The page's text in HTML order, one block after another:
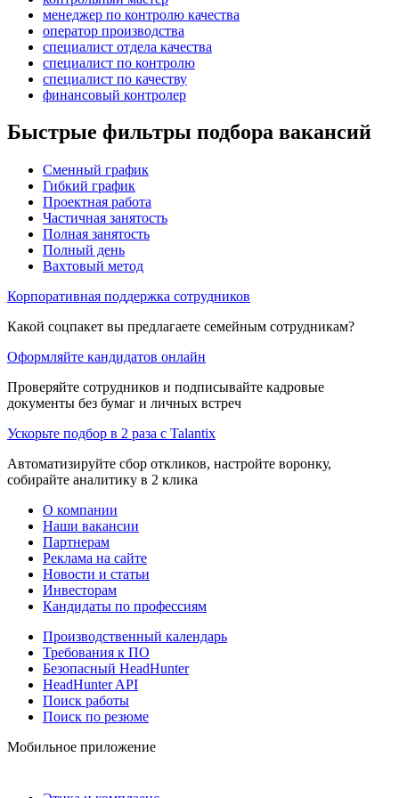
менеджер по контролю качества
оператор производства
специалист отдела качества
специалист по контролю
специалист по качеству
финансовый контролер
Быстрые фильтры подбора вакансий
Сменный график
Гибкий график
Проектная работа
Частичная занятость
Полная занятость
Полный день
Вахтовый метод
Корпоративная поддержка сотрудников
Какой соцпакет вы предлагаете семейным сотрудникам?
Оформляйте кандидатов онлайн
Проверяйте сотрудников и подписывайте кадровые
документы без бумаг и личных встреч
Ускорьте подбор в 2 раза с Talantix
Автоматизируйте сбор откликов, настройте воронку,
собирайте аналитику в 2 клика
О компании
Наши вакансии
Партнерам
Реклама на сайте
Новости и статьи
Инвесторам
Кандидаты по профессиям
Производственный календарь
Требования к ПО
Безопасный HeadHunter
HeadHunter API
Поиск работы
Поиск по резюме
Мобильное приложение